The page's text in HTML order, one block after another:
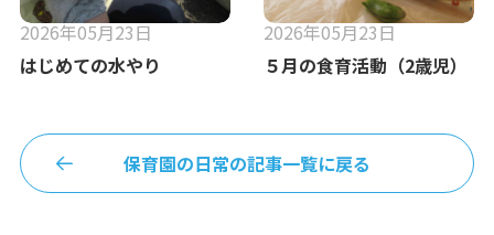
2026年05月23日
はじめての水やり
2026年05月23日
５月の食育活動（2歳児）
保育園の日常の記事一覧に戻る